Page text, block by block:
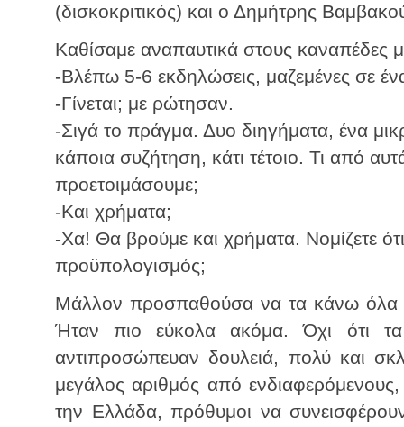
(δισκοκριτικός) και ο Δημήτρης
Καθίσαμε αναπαυτικά στους καναπέδες
-Βλέπω 5-6 εκδηλώσεις, μαζεμένες σε
-Γίνεται; με ρώτησαν.
-Σιγά το πράγμα. Δυο διηγήματα, ένα
κάποια συζήτηση, κάτι τέτοιο. Τι από
προετοιμάσουμε;
-Και χρήματα;
-Χα! Θα βρούμε και χρήματα. Νομίζετε
προϋπολογισμός;
Μάλλον προσπαθούσα να τα κάνω όλα
Ήταν πιο εύκολα ακόμα. Όχι ότι
αντιπροσώπευαν δουλειά, πολύ και
μεγάλος αριθμός από
την Ελλάδα, πρόθυμοι να